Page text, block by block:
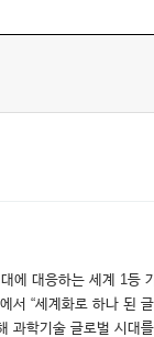
에 대응하는 세계 1등
서 “세계화로 하나 된
학기술 글로벌 시대